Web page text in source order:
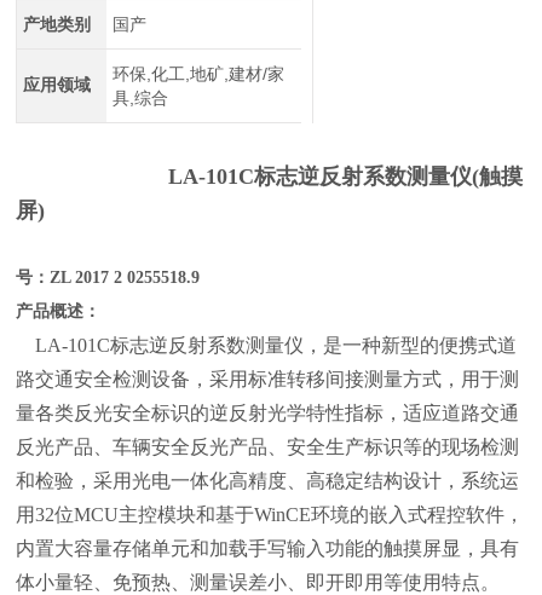
产地类别 国产
应用领域
环保,化工,地矿,建材/家
具,综合
LA-101C标志逆反射系数测量仪(触摸
屏)
号：ZL 2017 2 0255518.9
产品概述：
LA-101C标志逆反射系数测量仪，是一种新型的便携式道
路交通安全检测设备，采用标准转移间接测量方式，用于测
量各类反光安全标识的逆反射光学特性指标，适应道路交通
反光产品、车辆安全反光产品、安全生产标识等的现场检测
和检验，采用光电一体化高精度、高稳定结构设计，系统运
用32位MCU主控模块和基于WinCE环境的嵌入式程控软件，
内置大容量存储单元和加载手写输入功能的触摸屏显，具有
体小量轻、免预热、测量误差小、即开即用等使用特点。